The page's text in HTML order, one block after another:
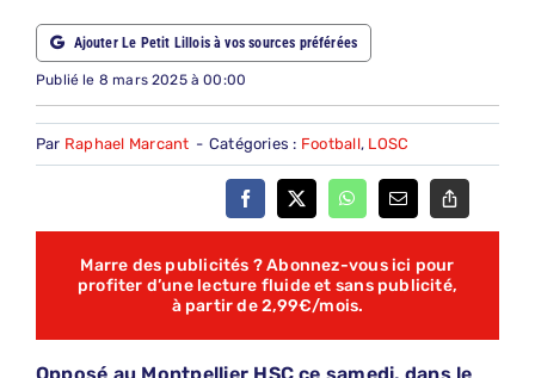
Ajouter Le Petit Lillois à vos sources préférées
Publié le 8 mars 2025 à 00:00
Par Raphael Marcant - Catégories : Football, LOSC
Marre des publicités ? Abonnez-vous ici pour
profiter d’une lecture fluide et sans publicité,
à partir de 2,99€/mois.